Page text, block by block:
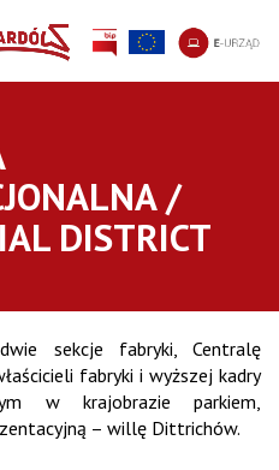
/
DISTRICT
sekcje fabryki, Centralę
fabryki i wyższej kadry
w krajobrazie parkiem,
– willę Dittrichów.